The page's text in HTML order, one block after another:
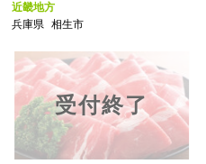
近畿地方
兵庫県
相生市
受付終了